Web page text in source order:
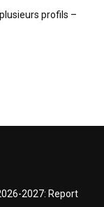
profils –
2027: Report